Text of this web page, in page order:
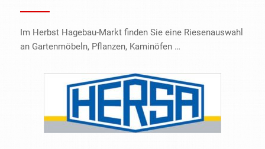
Im Herbst Hagebau-Markt finden Sie eine Riesenauswahl
an Gartenmöbeln, Pflanzen, Kaminöfen …